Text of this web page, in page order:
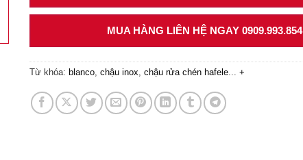
MUA HÀNG LIÊN HỆ NGAY 0909.993.854
Từ khóa: blanco chậu inox chậu rửa chén hafele +